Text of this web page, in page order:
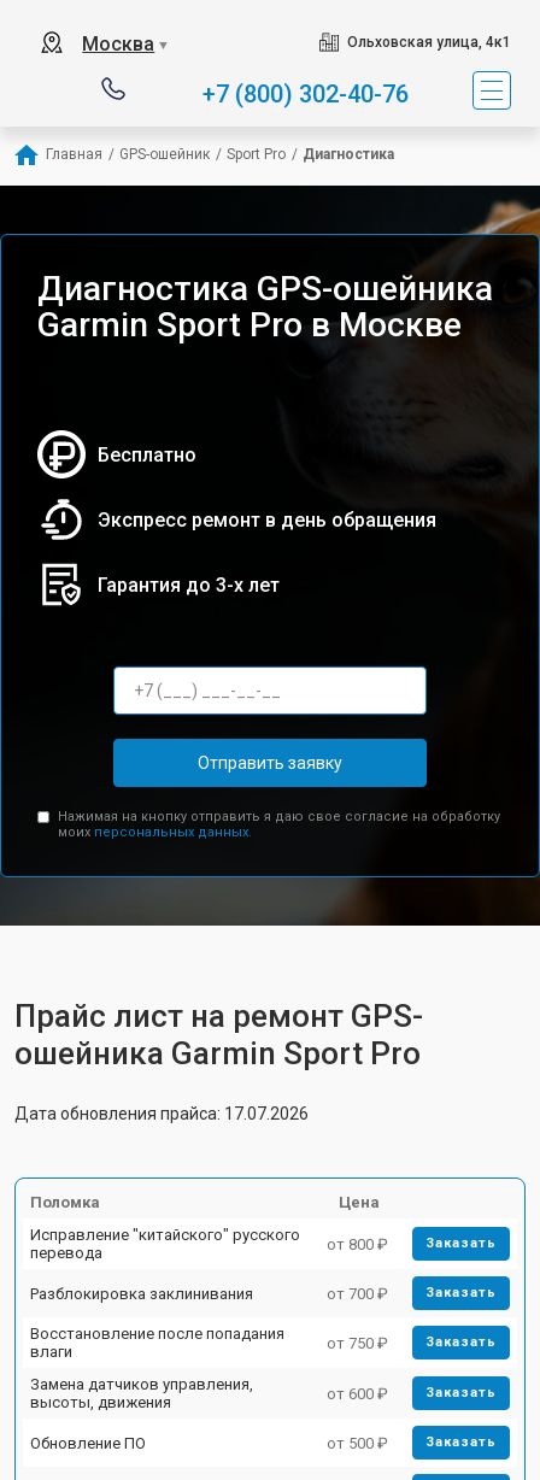
Москва ▼ Ольховская улица, 4к1
+7 (800) 302-40-76
Главная / GPS-ошейник / Sport Pro / Диагностика
Диагностика GPS-ошейника
Garmin Sport Pro в Москве
Бесплатно
Экспресс ремонт в день обращения
Гарантия до 3-х лет
Отправить заявку
Нажимая на кнопку отправить я даю свое согласие на обработку
моих персональных данных.
Прайс лист на ремонт GPS-
ошейника Garmin Sport Pro
Дата обновления прайса: 17.07.2026
Поломка
Цена
Исправление "китайского" русского
перевода
от 800 ₽ Заказать
Разблокировка заклинивания от 700 ₽ Заказать
Восстановление после попадания
влаги
от 750 ₽ Заказать
Замена датчиков управления,
высоты, движения
от 600 ₽ Заказать
Обновление ПО от 500 ₽ Заказать